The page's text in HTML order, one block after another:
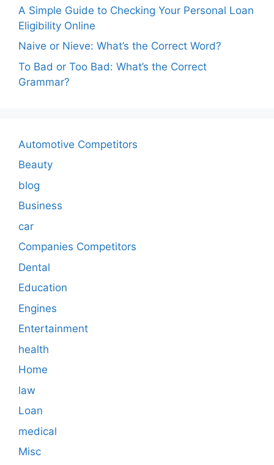
A Simple Guide to Checking Your Personal Loan
Eligibility Online
Naive or Nieve: What’s the Correct Word?
To Bad or Too Bad: What’s the Correct
Grammar?
Automotive Competitors
Beauty
blog
Business
car
Companies Competitors
Dental
Education
Engines
Entertainment
health
Home
law
Loan
medical
Misc